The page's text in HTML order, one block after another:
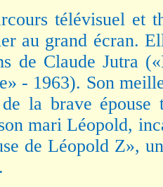
télévisuel et
au grand écran.
de Claude Jutra
- 1963). Son
la brave épouse
mari Léopold,
de Léopold Z»,